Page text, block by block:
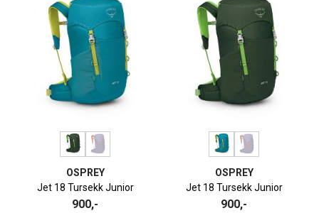
OSPREY
Jet 18 Tursekk Junior
900,-
OSPREY
Jet 18 Tursekk Junior
900,-